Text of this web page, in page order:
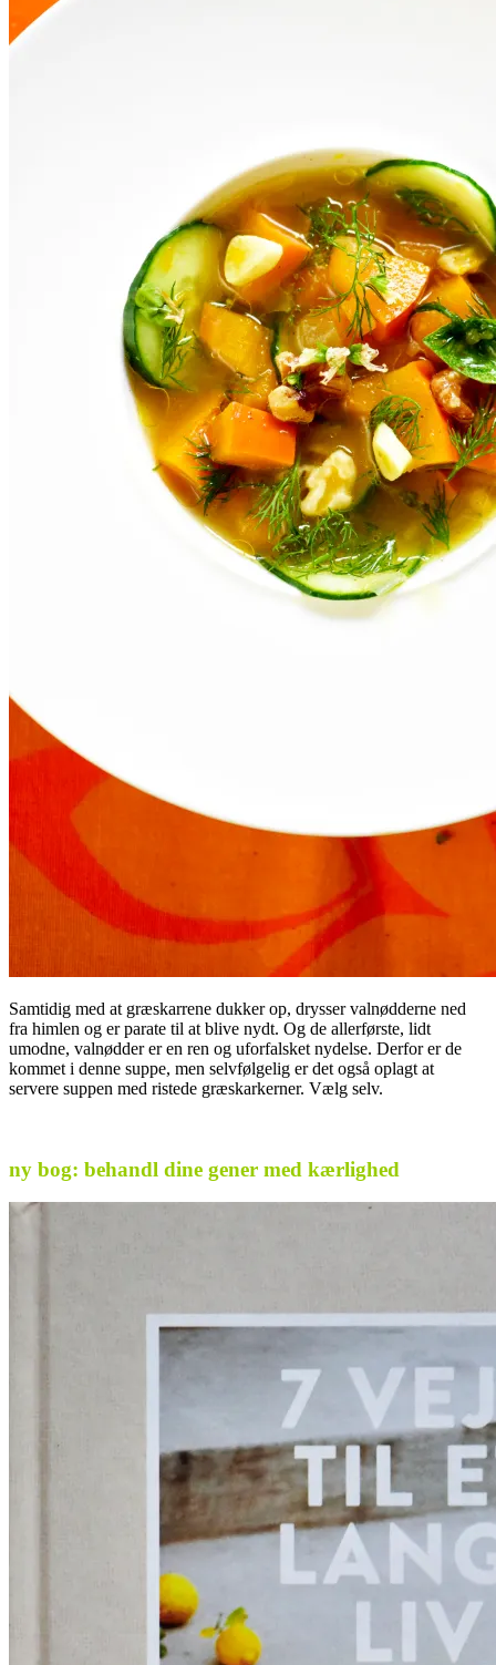
Samtidig med at græskarrene dukker op, drysser valnødderne ned
fra himlen og er parate til at blive nydt. Og de allerførste, lidt
umodne, valnødder er en ren og uforfalsket nydelse. Derfor er de
kommet i denne suppe, men selvfølgelig er det også oplagt at
servere suppen med ristede græskarkerner. Vælg selv.
ny bog: behandl dine gener med kærlighed